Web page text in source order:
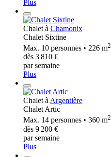
Plus
Chalet à Chamonix
Chalet Sixtine
Max. 10 personnes • 226 m2
dès 3 810 €
par semaine
Plus
Chalet à Argentière
Chalet Artic
Max. 14 personnes • 360 m2
dès 9 200 €
par semaine
Plus